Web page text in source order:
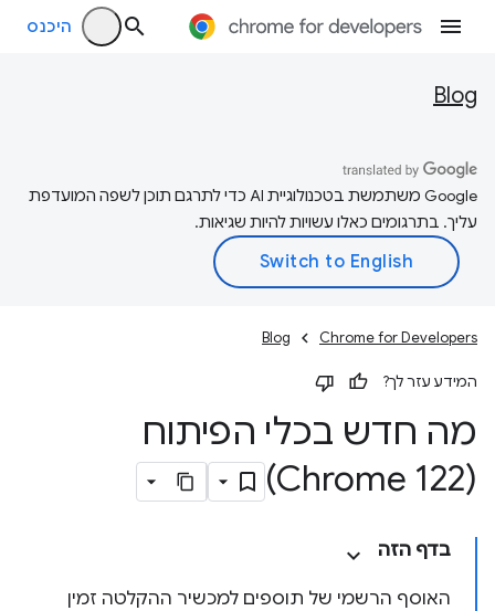
היכנס
Blog
‫Google משתמשת בטכנולוגיית AI כדי לתרגם תוכן לשפה המועדפת
עליך. בתרגומים כאלו עשויות להיות שגיאות.
Chrome for Developers
Blog
המידע עזר לך?
מה חדש בכלי הפיתוח
(Chrome 122)
בדף הזה
האוסף הרשמי של תוספים למכשיר ההקלטה זמין